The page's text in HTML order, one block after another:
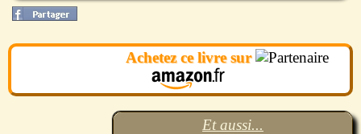
âmes de ce monde, le Kid a la très mauvaise idée de
se réfugier dans un monastère où sommeillent de
sombres secrets. S’il a l’habitude d’affronter des
vampires, des bikers, des ninjas, des policiers
assermentés et autres créature de l’enfer, faire face à
un moine fou et des nonnes psychotiques est une
autre paire de manches.
Achetez ce livre sur
Et aussi...